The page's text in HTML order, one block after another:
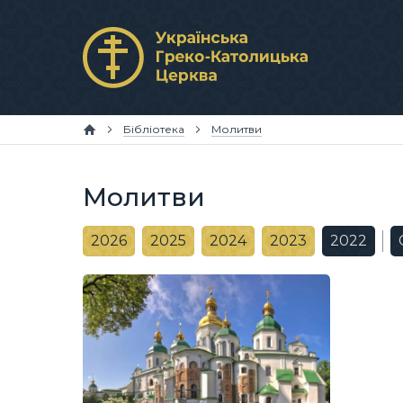
Бібліотека Молитви
Молитви
2026 2025 2024 2023 2022